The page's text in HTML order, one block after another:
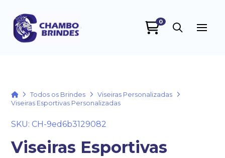
0
HomeTodos os Brindes
Viseiras Personalizadas
Viseiras Esportivas Personalizadas
SKU: CH-9ed6b3129082
Viseiras Esportivas